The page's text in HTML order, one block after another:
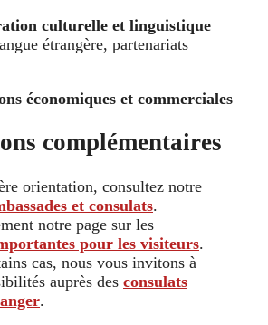
culturelle et linguistique
étrangère, partenariats
économiques et commerciales
complémentaires
orientation, consultez notre
et consulats.
notre page sur les
pour les visiteurs.
cas, nous vous invitons à
auprès des consulats
.